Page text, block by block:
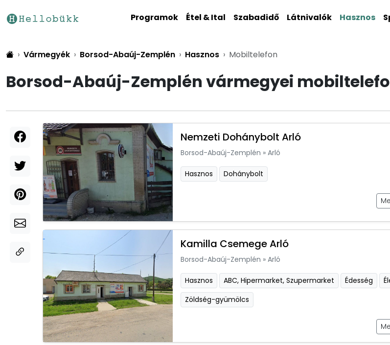
Programok Étel & Ital Szabadidő Látnivalók Hasznos
Vármegyék Borsod-Abaúj-Zemplén Hasznos Mobiltelefon
Borsod-Abaúj-Zemplén vármegyei
Nemzeti Dohánybolt Arló
Borsod-Abaúj-Zemplén » Arló
Hasznos Dohánybolt
Kamilla Csemege Arló
Borsod-Abaúj-Zemplén » Arló
Hasznos ABC, Hipermarket, Szupermarket Édesség
Zöldség-gyümölcs